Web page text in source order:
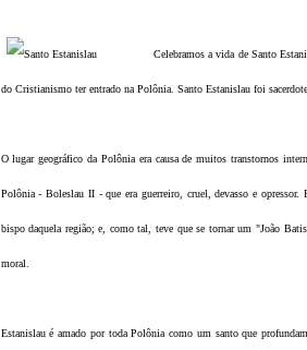
Celebramos a vida de Santo
do Cristianismo ter entrado na Polônia. Santo Estanislau foi
O lugar geográfico da Polônia era causa de muitos transtornos
Polônia - Boleslau II - que era guerreiro, cruel, devasso e
bispo daquela região; e, como tal, teve que se tornar um "João
moral.
Estanislau é amado por toda Polônia como um santo que